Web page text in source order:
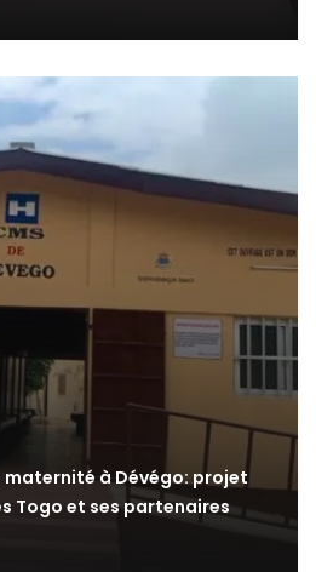
maternité à Dévégo: projet
Togo et ses partenaires